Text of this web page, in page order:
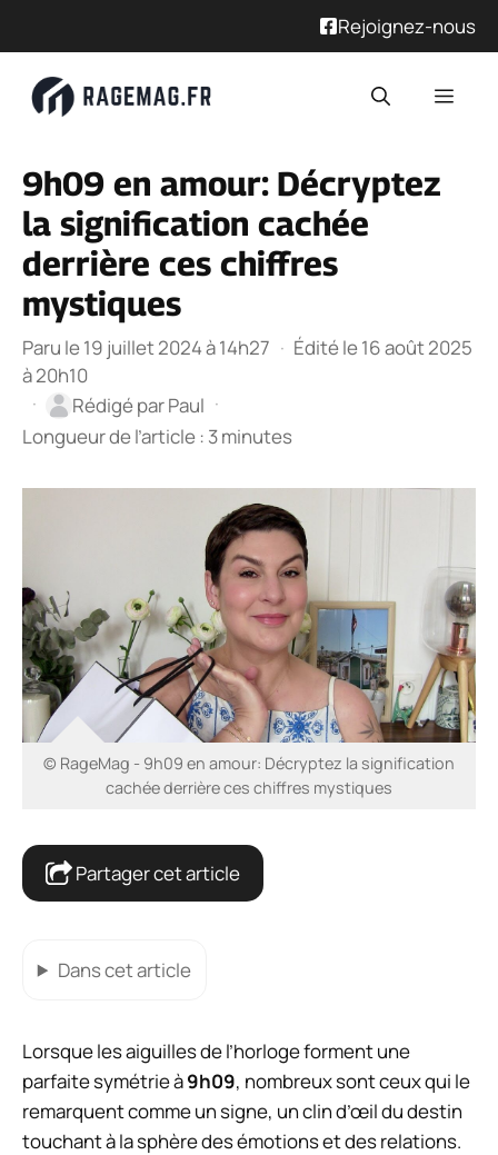
Rejoignez-nous
9h09 en amour: Décryptez
la signification cachée
derrière ces chiffres
mystiques
Paru le 19 juillet 2024 à 14h27 · Édité le 16 août 2025
à 20h10
·
Rédigé parPaul ·
Longueur de l’article : 3 minutes
© RageMag - 9h09 en amour: Décryptez la signification
cachée derrière ces chiffres mystiques
Partager cet article
Dans cet article
Lorsque les aiguilles de l’horloge forment une
parfaite symétrie à9h09, nombreux sont ceux qui le
remarquent comme un signe, un clin d’œil du destin
touchant à la sphère des émotions et des relations.